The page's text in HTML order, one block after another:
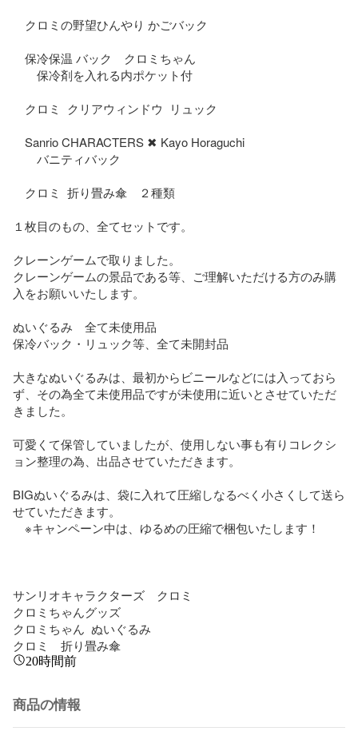
クロミの野望ひんやり かごバック
保冷保温 バック　クロミちゃん
保冷剤を入れる内ポケット付
クロミ  クリアウィンドウ  リュック
Sanrio CHARACTERS ✖ Kayo Horaguchi
バニティバック
クロミ  折り畳み傘　２種類
１枚目のもの、全てセットです。
クレーンゲームで取りました。
クレーンゲームの景品である等、ご理解いただける方のみ購
入をお願いいたします。
ぬいぐるみ　全て未使用品
保冷バック・リュック等、全て未開封品
大きなぬいぐるみは、最初からビニールなどには入っておら
ず、その為全て未使用品ですが未使用に近いとさせていただ
きました。
可愛くて保管していましたが、使用しない事も有りコレクシ
ョン整理の為、出品させていただきます。
BIGぬいぐるみは、袋に入れて圧縮しなるべく小さくして送ら
せていただきます。
※キャンペーン中は、ゆるめの圧縮で梱包いたします！
サンリオキャラクターズ　クロミ
クロミちゃんグッズ
クロミちゃん  ぬいぐるみ
クロミ　折り畳み傘
20時間前
商品の情報